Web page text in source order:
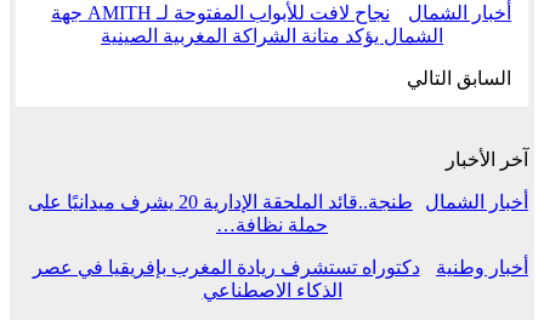
أخبار الشمال
نجاح لافت للأبواب المفتوحة لـ AMITH جهة
الشمال يؤكد متانة الشراكة المغربية الصينية
السابق التالي
آخر الأخبار
أخبار الشمال
طنجة..قائد الملحقة الإدارية 20 يشرف ميدانيًا على
حملة نظافة…
أخبار وطنية
دكتوراه تستشرف ريادة المغرب بإفريقيا في عصر
الذكاء الاصطناعي